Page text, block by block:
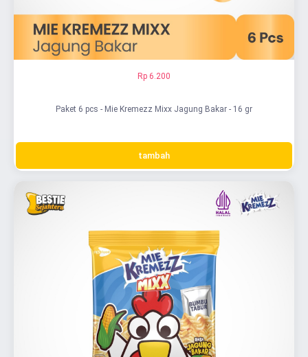
Rp 6.200
Paket 6 pcs - Mie Kremezz Mixx Jagung Bakar - 16 gr
tambah